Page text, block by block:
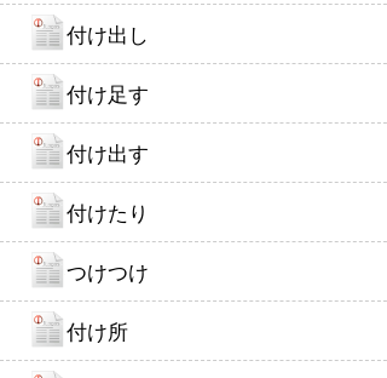
付け出し
付け足す
付け出す
付けたり
つけつけ
付け所